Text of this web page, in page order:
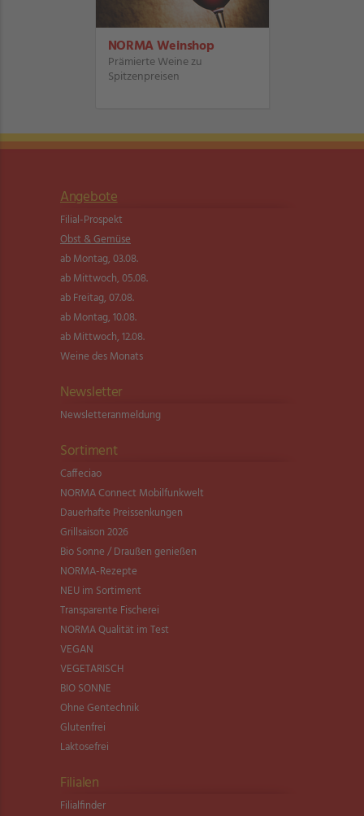
NORMA Weinshop
Prämierte Weine zu
Spitzenpreisen
Angebote
Filial-Prospekt
Obst & Gemüse
ab Montag, 03.08.
ab Mittwoch, 05.08.
ab Freitag, 07.08.
ab Montag, 10.08.
ab Mittwoch, 12.08.
Weine des Monats
Newsletter
Newsletter­anmeldung
Sortiment
Caffeciao
NORMA Connect Mobilfunkwelt
Dauerhafte Preissenkungen
Grillsaison 2026
Bio Sonne / Draußen genießen
NORMA-Rezepte
NEU im Sortiment
Transparente Fischerei
NORMA Qualität im Test
VEGAN
VEGETARISCH
BIO SONNE
Ohne Gentechnik
Glutenfrei
Laktosefrei
Filialen
Filialfinder